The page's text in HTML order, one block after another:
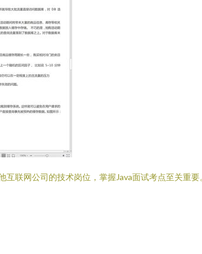
联网公司的技术岗位，掌握Java面试考点至关重